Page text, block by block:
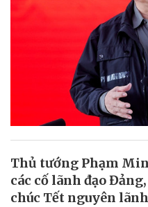
Thủ tướng Phạm
các cố lãnh đạo
chúc Tết nguyên